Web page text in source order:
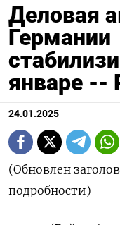
Деловая
Германии
январе --
24.01.2025
(Обновлен
подробности)